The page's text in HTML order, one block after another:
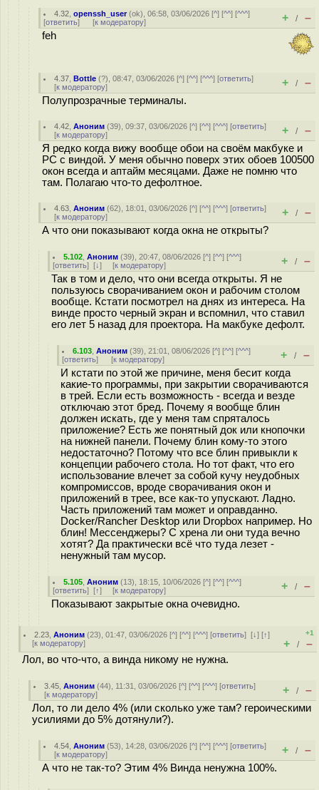
4.32 ,openssh_user(ok), 06:58, 03/06/2026 [^] [^^] [^^^]
[ответить] [к модератору] + / –
feh
4.37 ,Bottle (?), 08:47, 03/06/2026 [^] [^^] [^^^] [ответить]
[к модератору] + / –
Полупрозрачные терминалы.
4.42 ,Аноним (39), 09:37, 03/06/2026 [^] [^^] [^^^] [ответить]
[к модератору] + / –
Я редко когда вижу вообще обои на своём макбуке и
PC с виндой. У меня обычно поверх этих обоев 100500
окон всегда и аптайм месяцами. Даже не помню что
там. Полагаю что-то дефолтное.
4.63 ,Аноним (62), 18:01, 03/06/2026 [^] [^^] [^^^] [ответить]
[к модератору] + / –
А что они показывают когда окна не открыты?
5.102 ,Аноним (39), 20:47, 08/06/2026 [^] [^^] [^^^]
[ответить] [↓] [к модератору] + / –
Так в том и дело, что они всегда открыты. Я не
пользуюсь сворачиванием окон и рабочим столом
вообще. Кстати посмотрел на днях из интереса. На
винде просто черный экран и вспомнил, что ставил
его лет 5 назад для проектора. На макбуке дефолт.
6.103 ,Аноним (39), 21:01, 08/06/2026 [^] [^^] [^^^]
[ответить] [к модератору] + / –
И кстати по этой же причине, меня бесит когда
какие-то программы, при закрытии сворачиваются
в трей. Если есть возможность - всегда и везде
отключаю этот бред. Почему я вообще блин
должен искать, где у меня там спряталось
приложение? Есть же понятный док или кнопочки
на нижней панели. Почему блин кому-то этого
недостаточно? Потому что все блин привыкли к
концепции рабочего стола. Но тот факт, что его
использование влечет за собой кучу неудобных
компромиссов, вроде сворачивания окон и
приложений в трее, все как-то упускают. Ладно.
Часть приложений там может и оправданно.
Docker/Rancher Desktop или Dropbox например. Но
блин! Мессенджеры? С хрена ли они туда вечно
хотят? Да практически всё что туда лезет -
ненужный там мусор.
5.105 ,Аноним (13), 18:15, 10/06/2026 [^] [^^] [^^^]
[ответить] [↑] [к модератору] + / –
Показывают закрытые окна очевидно.
2.23 ,Аноним (23), 01:47, 03/06/2026 [^] [^^] [^^^] [ответить][↓] [↑]
[к модератору]
+1
+ / –
Лол, во что-что, а винда никому не нужна.
3.45 ,Аноним (44), 11:31, 03/06/2026 [^] [^^] [^^^] [ответить]
[к модератору] + / –
Лол, то ли дело 4% (или сколько уже там? героическими
усилиями до 5% дотянули?).
4.54 ,Аноним (53), 14:28, 03/06/2026 [^] [^^] [^^^] [ответить]
[к модератору] + / –
А что не так-то? Этим 4% Винда ненужна 100%.